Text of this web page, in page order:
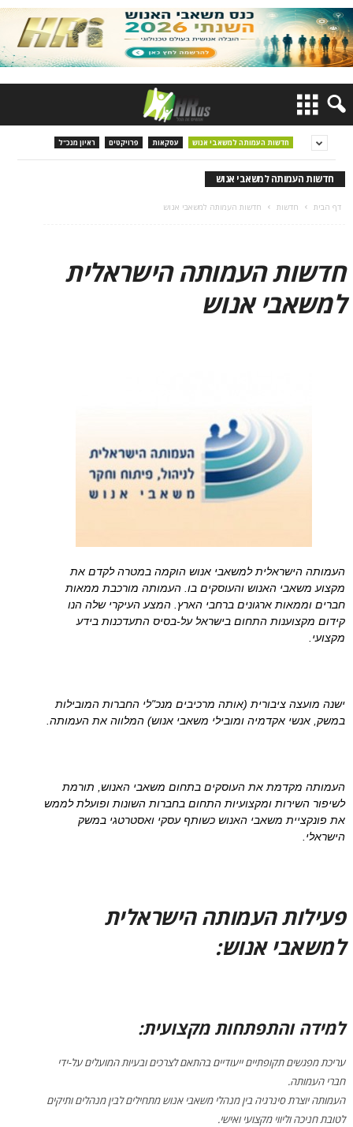
חדשות העמותה למשאבי אנוש עסקאות פרויקטים ראיון מנכ"ל
חדשות העמותה למשאבי אנוש
דף הבית חדשות חדשות העמותה למשאבי אנוש
חדשות העמותה הישראלית
למשאבי אנוש
העמותה הישראלית למשאבי אנוש הוקמה במטרה לקדם את
מקצוע משאבי האנוש והעוסקים בו. העמותה מורכבת ממאות
חברים וממאות ארגונים ברחבי הארץ. המצע העיקרי שלה הנו
קידום מקצוענות התחום בישראל על-בסיס התעדכנות בידע
מקצועי.
ישנה מועצה ציבורית (אותה מרכיבים מנכ"לי החברות המובילות
במשק, אנשי אקדמיה ומובילי משאבי אנוש) המלווה את העמותה.
העמותה מקדמת את העוסקים בתחום משאבי האנוש, תורמת
לשיפור השירות ומקצועיות התחום בחברות השונות ופועלת לממש
את פונקציית משאבי האנוש כשותף עסקי ואסטרטגי במשק
הישראלי.
פעילות העמותה הישראלית
למשאבי אנוש:
למידה והתפתחות מקצועית:
עריכת מפגשים תקופתיים ייעודיים בהתאם לצרכים ובעיות המועלים על-ידי
חברי העמותה.
העמותה יוצרת סינרגיה בין מנהלי משאבי אנוש מתחילים לבין מנהלים ותיקים
לטובת חניכה וליווי מקצועי ואישי.